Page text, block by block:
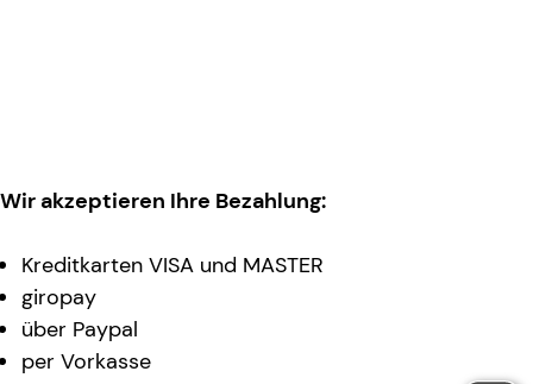
Wir akzeptieren Ihre Bezahlung:
Kreditkarten VISA und MASTER
giropay
über Paypal
per Vorkasse